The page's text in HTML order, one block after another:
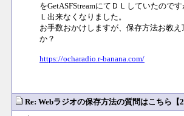
をGetASFStreamにてＤＬしていたので
Ｌ出来なくなりました。
お手数おかけしますが、保存方法お教え
か？
https://ocharadio.r-banana.com/
Re: Webラジオの保存方法の質問はこちら【